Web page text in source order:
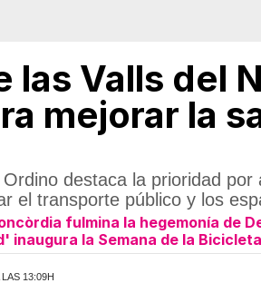
las Valls del
mejorar la
destaca la prioridad
el transporte público y los
fulmina la hegemonía de
inaugura la Semana de la
13:09H